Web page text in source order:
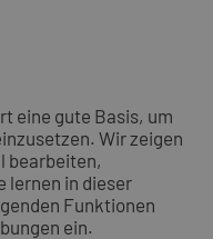
eine gute Basis, um
Wir zeigen
bearbeiten,
lernen in dieser
Funktionen
ein.